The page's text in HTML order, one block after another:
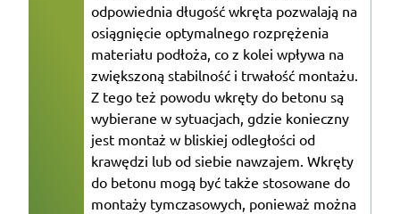
odpowiednia długość wkręta pozwalają na
osiągnięcie optymalnego rozprężenia
materiału podłoża, co z kolei wpływa na
zwiększoną stabilność i trwałość montażu.
Z tego też powodu wkręty do betonu są
wybierane w sytuacjach, gdzie konieczny
jest montaż w bliskiej odległości od
krawędzi lub od siebie nawzajem. Wkręty
do betonu mogą być także stosowane do
montaży tymczasowych, ponieważ można